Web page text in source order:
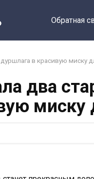
Обратная
в красивую миску
два
миску